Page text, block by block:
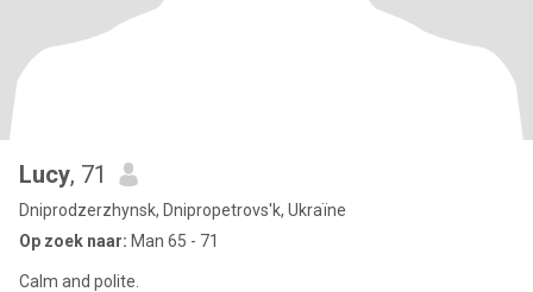
Lucy, 71
Dniprodzerzhynsk, Dnipropetrovs'k, Ukraïne
Op zoek naar: Man 65 - 71
Calm and polite.